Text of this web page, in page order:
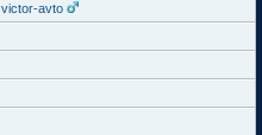
victor-avto